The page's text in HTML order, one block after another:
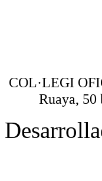
COL·LEGI
Ruaya,